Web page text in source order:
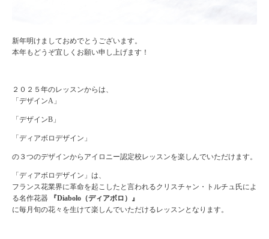
新年明けましておめでとうございます。
本年もどうぞ宜しくお願い申し上げます！
２０２５年のレッスンからは、
「デザインA」
「デザインB」
「ディアボロデザイン」
の３つのデザインからアイロニー認定校レッスンを楽しんでいただけます。
「ディアボロデザイン」は、
フランス花業界に革命を起こしたと言われるクリスチャン・トルチュ氏によ
る名作花器
『Diabolo（ディアボロ）』
に毎月旬の花々を生けて楽しんでいただけるレッスンとなります。